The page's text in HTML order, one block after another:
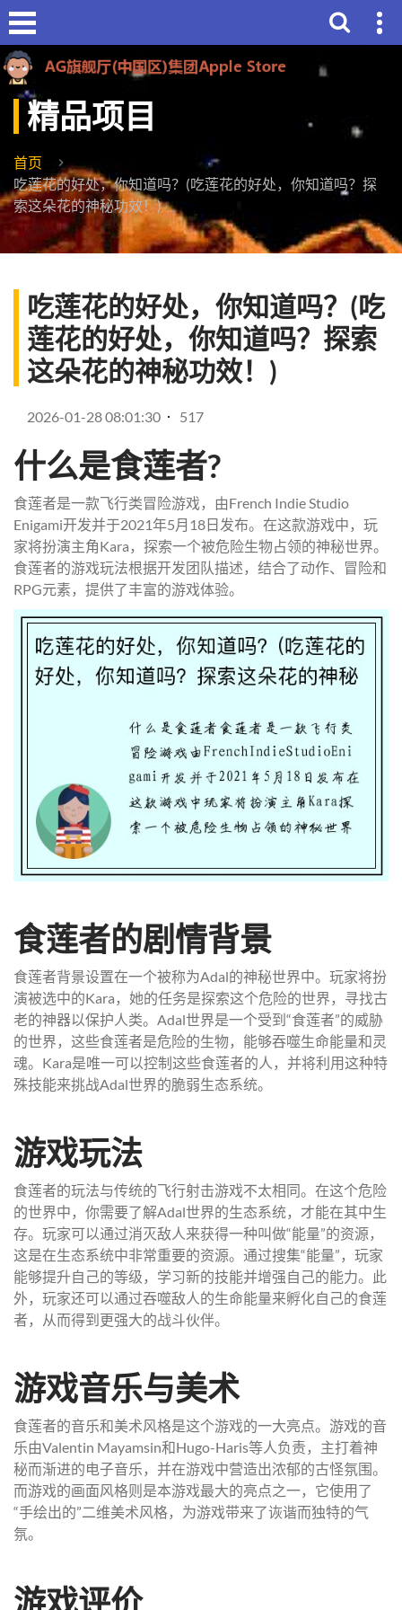
精品项目
首页
吃莲花的好处，你知道吗？(吃莲花的好处，你知道吗？探
索这朵花的神秘功效！)
吃莲花的好处，你知道吗？(吃
莲花的好处，你知道吗？探索
这朵花的神秘功效！)
2026-01-28 08:01:30 517
什么是食莲者?
食莲者是一款飞行类冒险游戏，由French Indie Studio
Enigami开发并于2021年5月18日发布。在这款游戏中，玩
家将扮演主角Kara，探索一个被危险生物占领的神秘世界。
食莲者的游戏玩法根据开发团队描述，结合了动作、冒险和
RPG元素，提供了丰富的游戏体验。
食莲者的剧情背景
食莲者背景设置在一个被称为Adal的神秘世界中。玩家将扮
演被选中的Kara，她的任务是探索这个危险的世界，寻找古
老的神器以保护人类。Adal世界是一个受到“食莲者”的威胁
的世界，这些食莲者是危险的生物，能够吞噬生命能量和灵
魂。Kara是唯一可以控制这些食莲者的人，并将利用这种特
殊技能来挑战Adal世界的脆弱生态系统。
游戏玩法
食莲者的玩法与传统的飞行射击游戏不太相同。在这个危险
的世界中，你需要了解Adal世界的生态系统，才能在其中生
存。玩家可以通过消灭敌人来获得一种叫做“能量”的资源，
这是在生态系统中非常重要的资源。通过搜集“能量”，玩家
能够提升自己的等级，学习新的技能并增强自己的能力。此
外，玩家还可以通过吞噬敌人的生命能量来孵化自己的食莲
者，从而得到更强大的战斗伙伴。
游戏音乐与美术
食莲者的音乐和美术风格是这个游戏的一大亮点。游戏的音
乐由Valentin Mayamsin和Hugo-Haris等人负责，主打着神
秘而渐进的电子音乐，并在游戏中营造出浓郁的古怪氛围。
而游戏的画面风格则是本游戏最大的亮点之一，它使用了
“手绘出的”二维美术风格，为游戏带来了诙谐而独特的气
氛。
游戏评价